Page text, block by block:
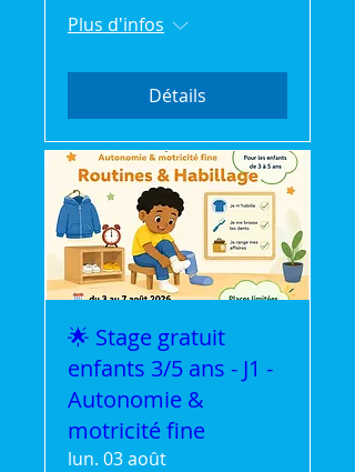
Plus d'infos
Détails
🌟 Stage gratuit
enfants 3/5 ans - J1 -
Autonomie &
motricité fine
lun. 03 août